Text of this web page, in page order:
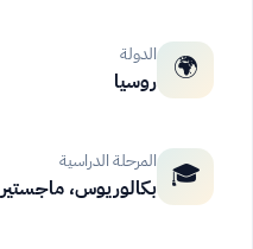
🌍 الدولة
روسيا
🎓 المرحلة الدراسية
بكالوريوس، ماجستير